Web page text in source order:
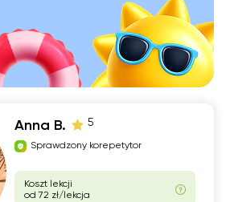
Anna B. 5
Sprawdzony korepetytor
Koszt lekcji
od 72 zł/lekcja